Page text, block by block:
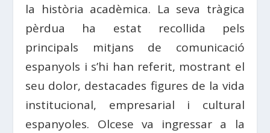
la història acadèmica. La seva tràgica
pèrdua ha estat recollida pels
principals mitjans de comunicació
espanyols i s’hi han referit, mostrant el
seu dolor, destacades figures de la vida
institucional, empresarial i cultural
espanyoles. Olcese va ingressar a la